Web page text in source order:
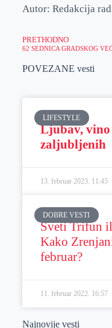
Autor: Redakcija
PRETHODNO
62 SEDNICA GRADSKOG
POVEZANE vesti
LIFESTYLE
Ljubav, vino
zaljubljenih
13. februar 2023. 11:45
DOBRE VESTI
Sveti Trifun
Kako
februar?
11. februar 2022. 16:57
Najnovije vesti